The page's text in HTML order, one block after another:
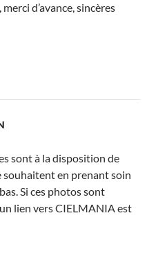
d’avance, sincères
sont à la disposition de
souhaitent en prenant soin
Si ces photos sont
lien vers CIELMANIA est